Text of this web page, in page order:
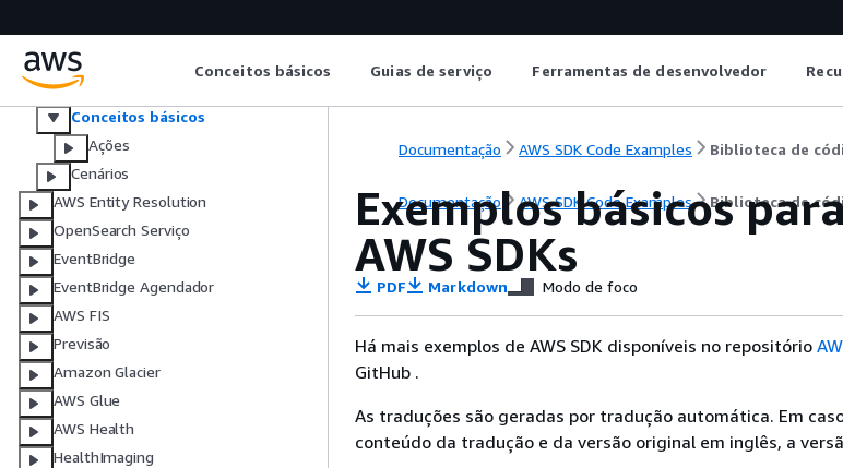
Conceitos básicos Guias de serviço Ferramentas de desenvolvedor
ElastiCache
MediaStore
Amazon EMR
Conceitos básicos
Ações
Cenários
AWS Entity Resolution
OpenSearch Serviço
EventBridge
EventBridge Agendador
AWS FIS
Previsão
Amazon Glacier
AWS Glue
AWS Health
HealthImaging
Documentação AWS SDK Code Examples Biblioteca de
Documentação AWS SDK Code Examples Biblioteca de
Exemplos básicos
AWS SDKs
PDF Markdown Modo de foco
Há mais exemplos de AWS SDK disponíveis no repositório
GitHub .
As traduções são geradas por tradução automática. Em
conteúdo da tradução e da versão original em inglês, a